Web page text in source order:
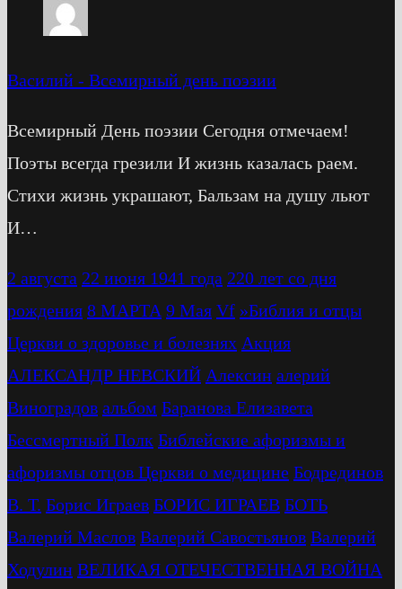
Василий - Всемирный день поэзии
Всемирный День поэзии Сегодня отмечаем!
Поэты всегда грезили И жизнь казалась раем.
Стихи жизнь украшают, Бальзам на душу льют
И…
2 августа 22 июня 1941 года 220 лет со дня
рождения 8 МАРТА 9 Мая Vf »Библия и отцы
Церкви о здоровье и болезнях Акция
АЛЕКСАНДР НЕВСКИЙ Алексин алерий
Виноградов альбом Баранова Елизавета
Бессмертный Полк Библейские афоризмы и
афоризмы отцов Церкви о медицине Бодрединов
В. Т. Бориc Играев БОРИС ИГРАЕВ БОТЬ
Валерий Маслов Валерий Савостьянов Валерий
Ходулин ВЕЛИКАЯ ОТЕЧЕСТВЕННАЯ ВОЙНА